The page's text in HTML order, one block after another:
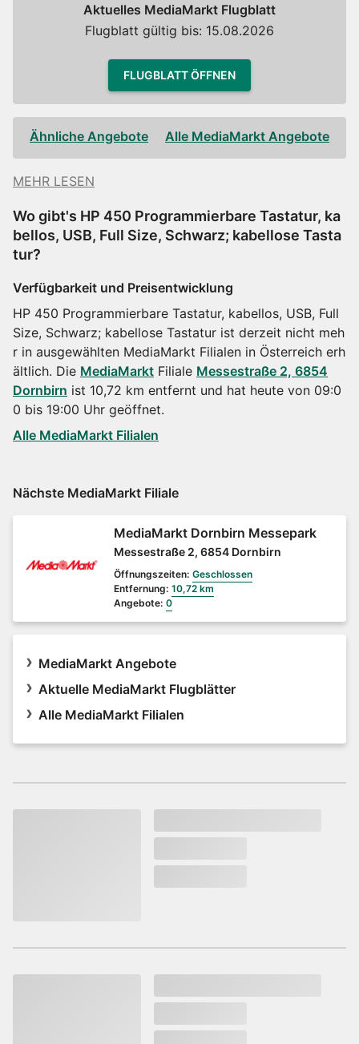
Aktuelles MediaMarkt Flugblatt
Flugblatt gültig bis: 15.08.2026
FLUGBLATT ÖFFNEN
Ähnliche Angebote Alle MediaMarkt Angebote
MEHR LESEN
Wo gibt's HP 450 Programmierbare Tastatur, ka
bellos, USB, Full Size, Schwarz; kabellose Tasta
tur?
Verfügbarkeit und Preisentwicklung
HP 450 Programmierbare Tastatur, kabellos, USB, Full
Size, Schwarz; kabellose Tastatur ist derzeit nicht meh
r in ausgewählten MediaMarkt Filialen in Österreich erh
ältlich. Die MediaMarkt Filiale Messestraße 2, 6854
Dornbirn ist 10,72 km entfernt und hat heute von 09:0
0 bis 19:00 Uhr geöffnet.
Alle MediaMarkt Filialen
Nächste MediaMarkt Filiale
MediaMarkt Dornbirn Messepark
Messestraße 2, 6854 Dornbirn
Öffnungszeiten: Geschlossen
Entfernung: 10,72 km
Angebote: 0
MediaMarkt Angebote
Aktuelle MediaMarkt Flugblätter
Alle MediaMarkt Filialen